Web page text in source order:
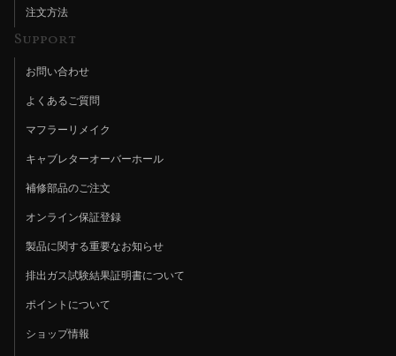
注文方法
Support
お問い合わせ
よくあるご質問
マフラーリメイク
キャブレターオーバーホール
補修部品のご注文
オンライン保証登録
製品に関する重要なお知らせ
排出ガス試験結果証明書について
ポイントについて
ショップ情報